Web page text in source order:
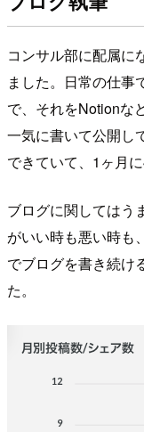
コンサル部に配属に
ました。日常の仕事
で、それをNotionな
一気に書いて公開し
できていて、1ヶ月
ブログに関してはう
がいい時も悪い時も
でブログを書き続け
た。